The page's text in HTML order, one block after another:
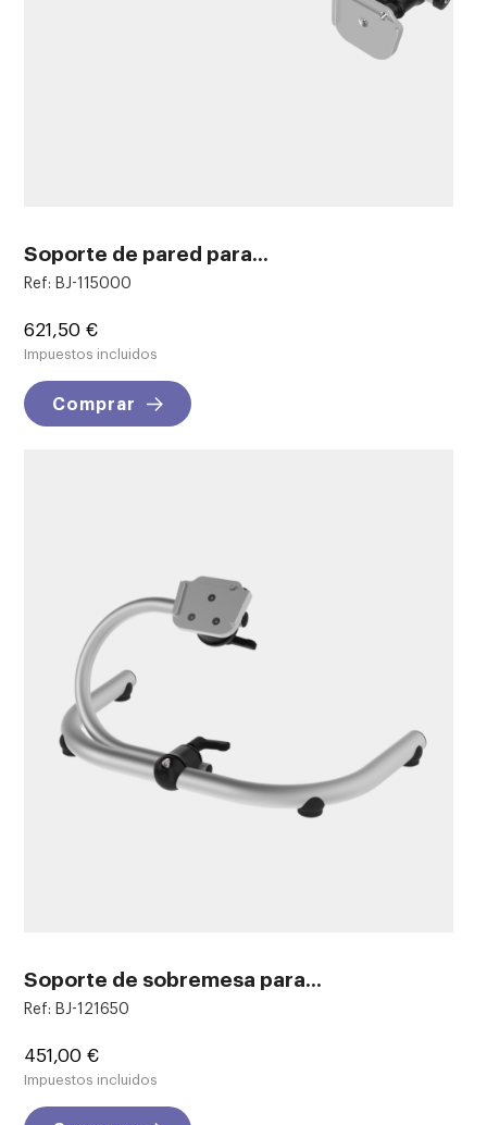
Soporte de pared para...
Ref: BJ-115000
Precio
621,50 €
Impuestos incluidos
Comprar
Soporte de sobremesa para...
Ref: BJ-121650
Precio
451,00 €
Impuestos incluidos